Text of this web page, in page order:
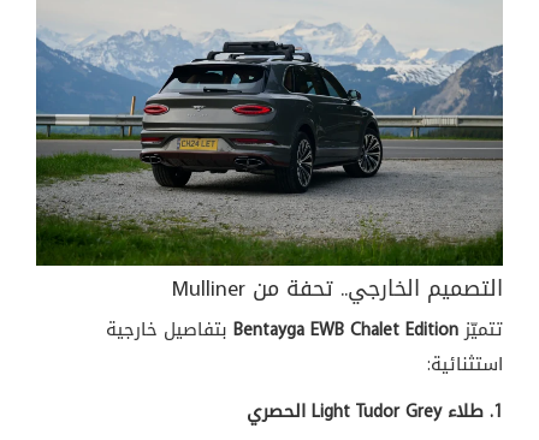
التصميم الخارجي.. تحفة من Mulliner
تتميّزBentayga EWB Chalet Edition بتفاصيل خارجية
استثنائية:
1. طلاء Light Tudor Grey الحصري